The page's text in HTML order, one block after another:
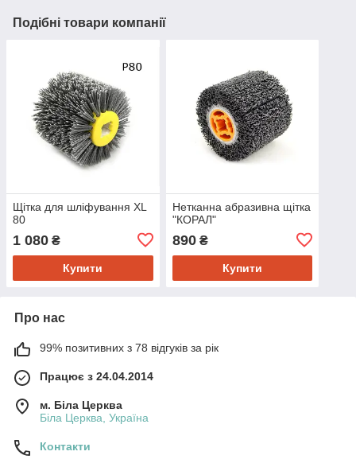
Подібні товари компанії
Щітка для шліфування XL
80
1 080 ₴
Купити
Нетканна абразивна щітка
"КОРАЛ"
890₴
Купити
Про нас
99% позитивних з 78 відгуків за рік
Працює з 24.04.2014
м. Біла Церква
Біла Церква, Україна
Контакти